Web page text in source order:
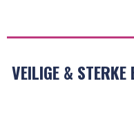
VEILIGE &